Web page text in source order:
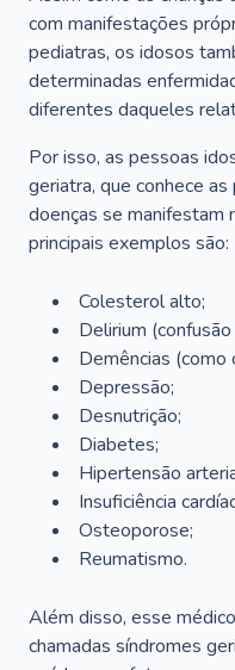
com manifestações
pediatras, os idosos
determinadas
diferentes daqueles
Por isso, as pessoas
geriatra, que conhece
doenças se manifestam
principais exemplos são:
Colesterol alto;
Delirium
Demências (como
Depressão;
Desnutrição;
Diabetes;
Hipertensão
Insuficiência
Osteoporose;
Reumatismo.
Além disso, esse
chamadas síndromes